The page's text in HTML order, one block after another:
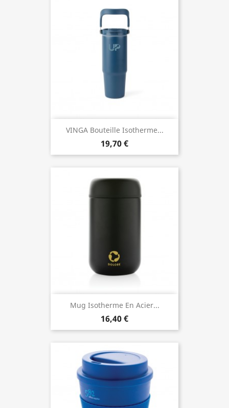
VINGA Bouteille Isotherme...
19,70 €
Mug Isotherme En Acier...
16,40 €